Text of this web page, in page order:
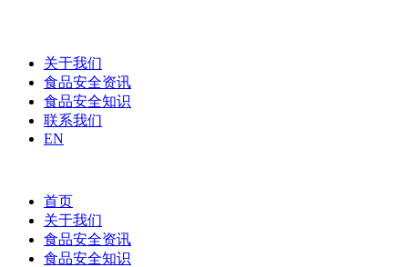
关于我们
食品安全资讯
食品安全知识
联系我们
EN
首页
关于我们
食品安全资讯
食品安全知识